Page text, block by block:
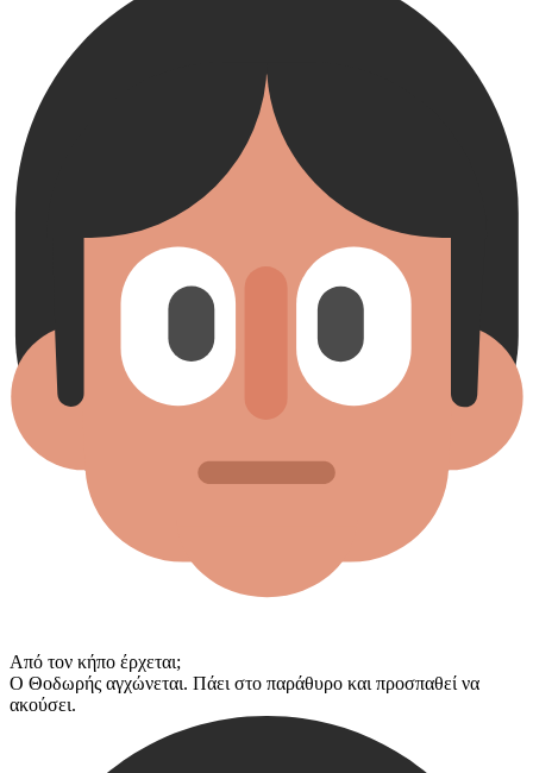
Από τον κήπο έρχεται;
Ο Θοδωρής αγχώνεται. Πάει στο παράθυρο και προσπαθεί να
ακούσει.